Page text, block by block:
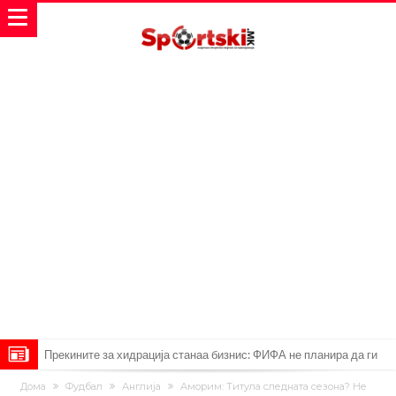
Прекините за хидрација станаа бизнис: ФИФА не планира да ги
укине
Француски судија обвинет за семејно насилство – му се заканува
Дома Фудбал Англија
Аморим: Титула следната сезона? Не